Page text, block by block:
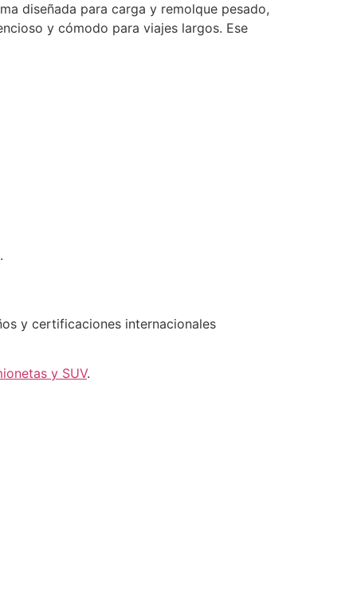
diseñada para carga y remolque pesado,
y cómodo para viajes largos. Ese
.
y certificaciones internacionales
y SUV.